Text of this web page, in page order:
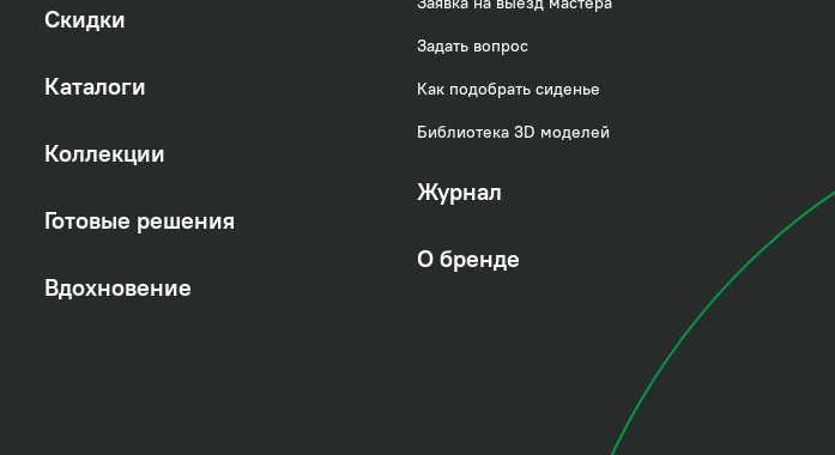
Скидки
Каталоги
Коллекции
Готовые решения
Вдохновение
Задать вопрос
Как подобрать сиденье
Библиотека 3D моделей
Журнал
О бренде